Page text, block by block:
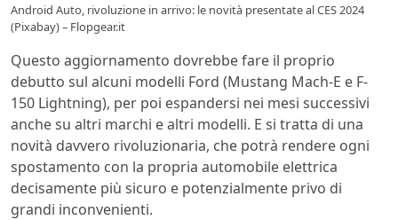
Android Auto, rivoluzione in arrivo: le novità presentate al CES 2024
(Pixabay) – Flopgear.it
Questo aggiornamento dovrebbe fare il proprio
debutto sul alcuni modelli Ford (Mustang Mach-E e F-
150 Lightning), per poi espandersi nei mesi successivi
anche su altri marchi e altri modelli. E si tratta di una
novità davvero rivoluzionaria, che potrà rendere ogni
spostamento con la propria automobile elettrica
decisamente più sicuro e potenzialmente privo di
grandi inconvenienti.